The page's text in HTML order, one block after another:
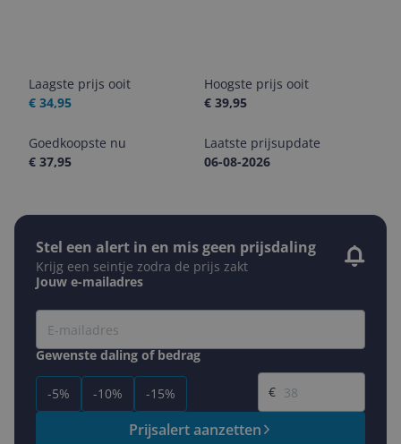
Laagste prijs ooit
€ 34,95
Hoogste prijs ooit
€ 39,95
Goedkoopste nu
€ 37,95
Laatste prijsupdate
06-08-2026
Stel een alert in en mis geen prijsdaling
Krijg een seintje zodra de prijs zakt
Jouw e-mailadres
Gewenste daling of bedrag
-5% -10% -15%
Gewenste prijs
€
Prijsalert aanzetten